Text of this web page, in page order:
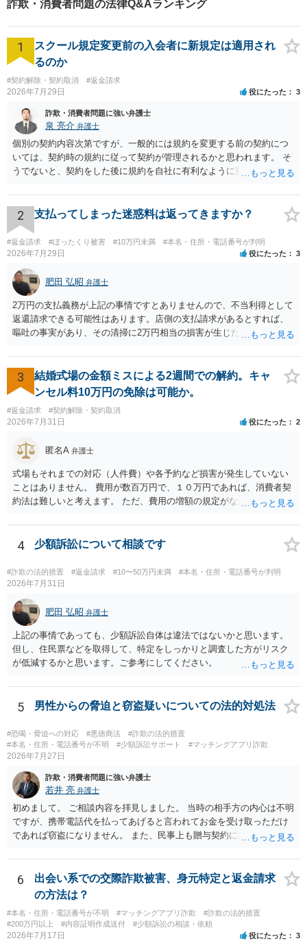
株式発行も対応【小倉駅3分】
詐欺・消費者問題の法律Q&Aランキング
1
スクール規定変更前の入会者に新規定は適用され
るのか
#契約解除・契約取消 #返金請求
2026年7月29日 役にたった 3
詐欺・消費者問題に強い弁護士
泉 亮介 弁護士
個別の契約内容次第ですが、一般的には規約を変更する前の契約につ
いては、契約時の規約に従って契約が管理されるかと思われます。 そ
うでないと、契約をした後に規約を自社に有利なように変更し、それ
る場合があるかと思われます。
2 支払ってしまった迷惑料は返ってきますか？
#返金請求 #ぼったくり被害 #10万円未満 #本名・住所・電話番号が判明
2026年7月29日 役にたった 3
肥田 弘昭 弁護士
2万円の支払義務が上記の事情ですとありませんので、不当利得として
返還請求できる可能性はあります。店側の支払請求があるとすれば、
嘔吐の事実があり、その清掃に2万円相当の損害が生じた場合です。ご
3
結婚式場の金額ミスによる2週間での解約。キャ
ンセル料10万円の免除は可能か。
#返金請求 #契約解除・契約取消
2026年7月31日 役にたった 2
匿名A 弁護士
式場もそれまでの対応（人件費）や各予約など損害が発生していない
ことはありません。 費用が数百万円で、１０万円であれば、消費者契
約法は難しいと考えます。 ただ、費用の増額の規定がなかったのに増
ということになり、解約するのは理由がないことになります。
4 少額訴訟について相談です
#詐欺の法的措置 #返金請求 #10〜50万円未満 #本名・住所・電話番号が判明
2026年7月31日
肥田 弘昭 弁護士
上記の事情であっても、少額訴訟自体は違法ではないかと思います。
但し、住民票などを取得して、特定をしっかりと調査した方がリスク
が低減するかと思います。ご参考にしてください。
5 男性からの脅迫と窃盗疑いについての法的対処法
#恐喝・脅迫への対応 #悪徳商法
#詐欺の法的措置
#本名・住所・電話番号が不明
#少額訴訟サポート #マッチングアプリ詐欺
2026年7月27日
詐欺・消費者問題に強い弁護士
若井 亮 弁護士
初めまして。 ご相談内容を拝見しました。 当時の相手方の内心は不明
ですが、携帯電話代を払ってあげると言われてお金を受け取っただけ
であれば窃盗になりません。 また、民事上も贈与契約に該当すると思
ず、可能であればブロックをするようにしてください。 ご不安であれ
ば、最寄りの警察署に相談をしても良いかもしれません。 以上、ご参
考になれば幸いです。
6
出会い系での交際詐欺被害、身元特定と返金請求
の方法は？
#本名・住所・電話番号が不明 #マッチングアプリ詐欺
#詐欺の法的措置
#200万円以上
#内容証明作成送付 #少額訴訟の相談・依頼
2026年7月17日 役にたった 3